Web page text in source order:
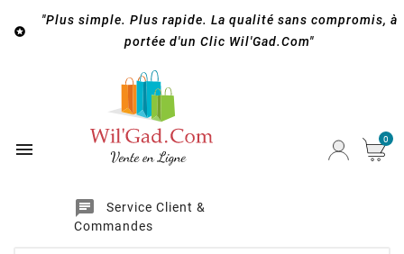

"Plus simple. Plus rapide. La qualité sans compromis, à
portée d'un Clic Wil'Gad.Com"

chat
Service Client &
Commandes
0